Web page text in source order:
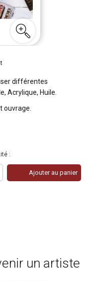
différentes
Acrylique, Huile.
ouvrage.
:
Ajouter au panier
un artiste